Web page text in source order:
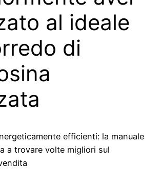
al ideale
di
efficienti: la manuale
a trovare volte migliori sul